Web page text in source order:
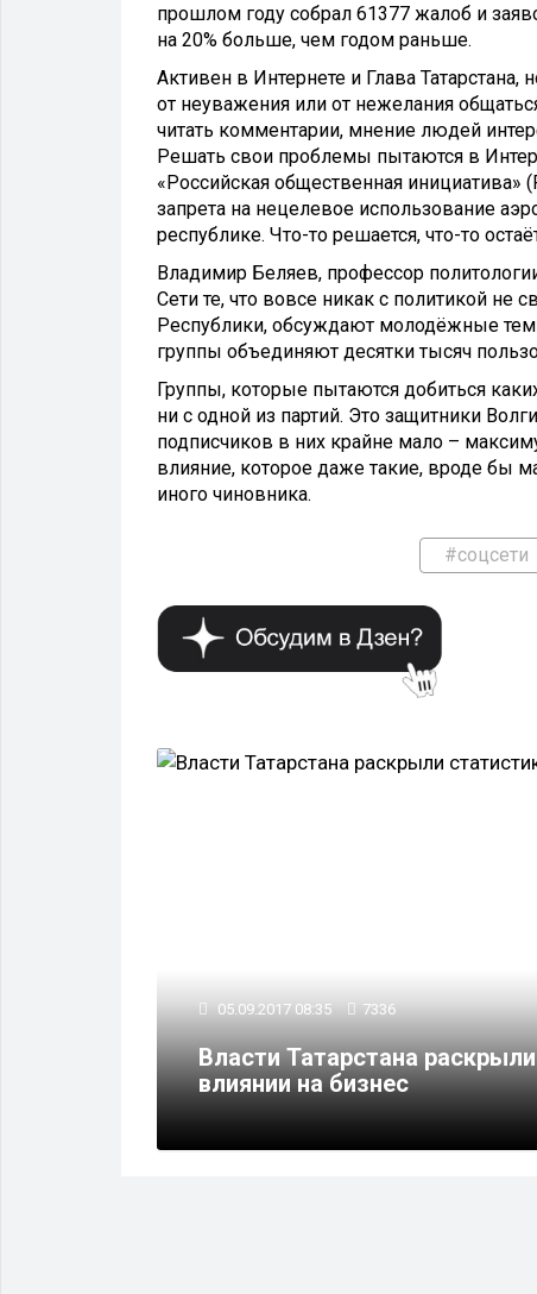
прошлом году собрал 61377 жалоб и
на 20% больше, чем годом раньше.
Активен в Интернете и Глава
от неуважения или от нежелания
читать комментарии, мнение людей
Решать свои проблемы пытаются в
«Российская общественная инициатива»
запрета на нецелевое использование
республике. Что-то решается, что-то
Владимир Беляев, профессор
Сети те, что вовсе никак с политикой не
Республики, обсуждают молодёжные
группы объединяют десятки тысяч
Группы, которые пытаются добиться
ни с одной из партий. Это защитники
подписчиков в них крайне мало –
влияние, которое даже такие, вроде бы
иного чиновника.
#соцсети
05.09.2017 08:35 7336
Власти Татарстана
влиянии на бизнес